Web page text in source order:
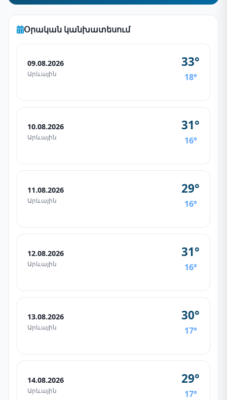
Օրական կանխատեսում
09.08.2026
Արևային
33°
18°
10.08.2026
Արևային
31°
16°
11.08.2026
Արևային
29°
16°
12.08.2026
Արևային
31°
16°
13.08.2026
Արևային
30°
17°
14.08.2026
Արևային
29°
17°